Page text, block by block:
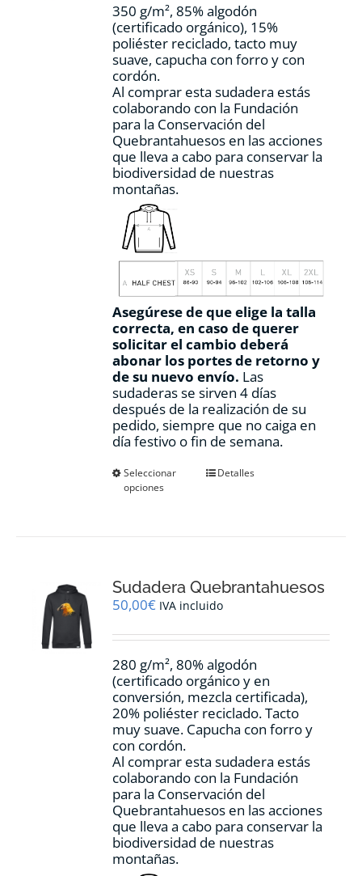
página
de
producto
350 g/m², 85% algodón
(certificado orgánico), 15%
poliéster reciclado, tacto muy
suave, capucha con forro y con
cordón.
Al comprar esta sudadera estás
colaborando con la Fundación
para la Conservación del
Quebrantahuesos en las acciones
que lleva a cabo para conservar la
biodiversidad de nuestras
montañas.
Asegúrese de que elige la talla
correcta, en caso de querer
solicitar el cambio deberá
abonar los portes de retorno y
de su nuevo envío. Las
sudaderas se sirven 4 días
después de la realización de su
pedido, siempre que no caiga en
día festivo o fin de semana.
Seleccionar
opciones
Este
se
pueden
en
página
de
producto
Detalles
Sudadera Quebrantahuesos
50,00€ IVA incluido
280 g/m², 80% algodón
(certificado orgánico y en
conversión, mezcla certificada),
20% poliéster reciclado. Tacto
muy suave. Capucha con forro y
con cordón.
Al comprar esta sudadera estás
colaborando con la Fundación
para la Conservación del
Quebrantahuesos en las acciones
que lleva a cabo para conservar la
biodiversidad de nuestras
montañas.